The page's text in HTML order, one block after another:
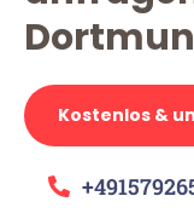
Kostenlos &